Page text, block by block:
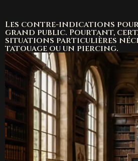
Les contre-indications
grand public. Pourtant,
situations particulières
tatouage ou un piercing.